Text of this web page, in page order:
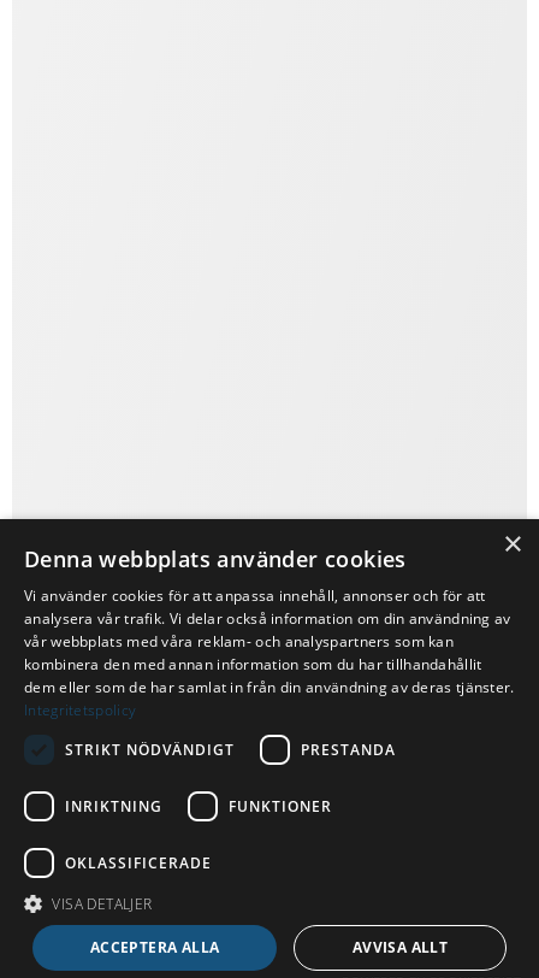
×
Denna webbplats använder cookies
Vi använder cookies för att anpassa innehåll, annonser och för att
analysera vår trafik. Vi delar också information om din användning av
vår webbplats med våra reklam- och analyspartners som kan
kombinera den med annan information som du har tillhandahållit
dem eller som de har samlat in från din användning av deras tjänster.
Integritetspolicy
STRIKT NÖDVÄNDIGT
PRESTANDA
INRIKTNING FUNKTIONER
OKLASSIFICERADE
VISA DETALJER
ACCEPTERA ALLA AVVISA ALLT